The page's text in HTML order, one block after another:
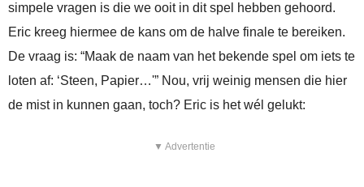
simpele vragen is die we ooit in dit spel hebben gehoord.
Eric kreeg hiermee de kans om de halve finale te bereiken.
De vraag is: “Maak de naam van het bekende spel om iets te
loten af: ‘Steen, Papier…'” Nou, vrij weinig mensen die hier
de mist in kunnen gaan, toch? Eric is het wél gelukt:
▼ Advertentie